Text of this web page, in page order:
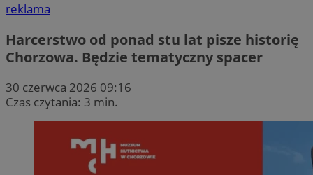
reklama
Harcerstwo od ponad stu lat pisze historię
Chorzowa. Będzie tematyczny spacer
30 czerwca 2026 09:16
Czas czytania: 3 min.